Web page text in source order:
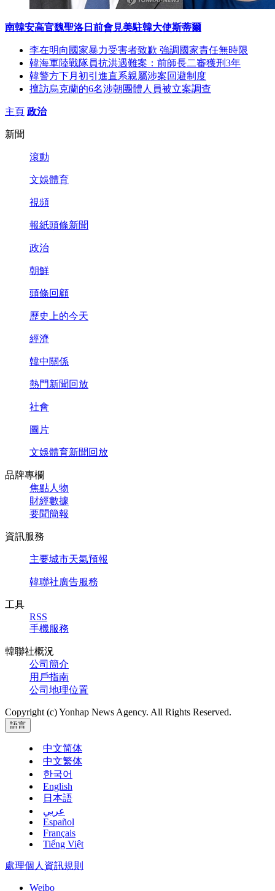
南韓安高官魏聖洛日前會見美駐韓大使斯蒂爾
李在明向國家暴力受害者致歉 強調國家責任無時限
韓海軍陸戰隊員抗洪遇難案：前師長二審獲刑3年
韓警方下月初引進直系親屬涉案回避制度
擅訪烏克蘭的6名涉朝團體人員被立案調查
主頁 政治
新聞
滾動
文娛體育
視頻
報紙頭條新聞
政治
朝鮮
頭條回顧
歷史上的今天
經濟
韓中關係
熱門新聞回放
社會
圖片
文娛體育新聞回放
品牌專欄
焦點人物
財經數據
要聞簡報
資訊服務
主要城市天氣預報
韓聯社廣告服務
工具
RSS
手機服務
韓聯社概況
公司簡介
用戶指南
公司地理位置
Copyright (c) Yonhap News Agency. All Rights Reserved.
語言
中文简体
中文繁体
한국어
English
日本語
عربي
Español
Français
Tiếng Việt
處理個人資訊規則
Weibo